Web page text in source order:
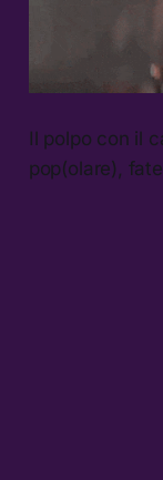
Il polpo con il
pop(olare),